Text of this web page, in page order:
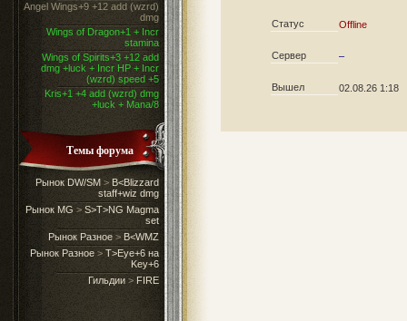
Angel Wings+9 +12 add (wzrd)
dmg
Wings of Dragon+1 + Incr
stamina
Wings of Spirits+3 +12 add
dmg +luck + Incr HP + Incr
(wzrd) speed +5
Kris+1 +4 add (wzrd) dmg
+luck + Mana/8
Темы форума
Рынок DW/SM > B<Blizzard
staff+wiz dmg
Рынок MG > S>T>NG Magma
set
Рынок Разное > B<WMZ
Рынок Разное > T>Eye+6 на
Key+6
Гильдии > FIRE
Статус Offline
Сервер –
Вышел 02.08.26 1:18